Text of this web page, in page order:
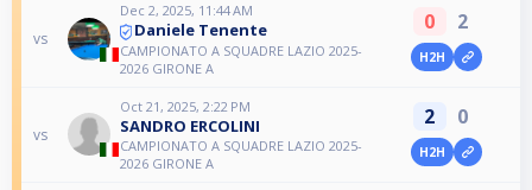
vs
Dec 2, 2025, 11:44 AM
Daniele Tenente
CAMPIONATO A SQUADRE LAZIO 2025-
2026 GIRONE A
0 2
H2H
vs
Oct 21, 2025, 2:22 PM
SANDRO ERCOLINI
CAMPIONATO A SQUADRE LAZIO 2025-
2026 GIRONE A
2 0
H2H